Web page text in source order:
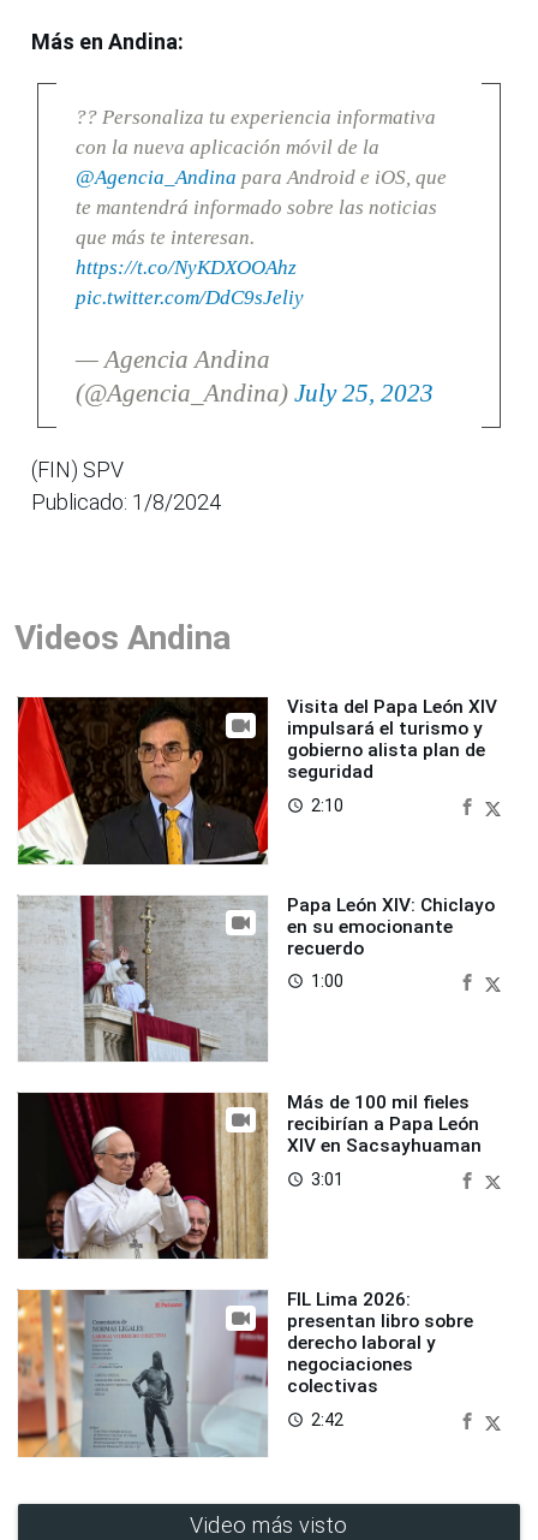
Más en Andina:
?? Personaliza tu experiencia informativa
con la nueva aplicación móvil de la
@Agencia_Andina para Android e iOS, que
te mantendrá informado sobre las noticias
que más te interesan.
https://t.co/NyKDXOOAhz
pic.twitter.com/DdC9sJeliy
— Agencia Andina
(@Agencia_Andina) July 25, 2023
(FIN) SPV
Publicado: 1/8/2024
Videos Andina
Visita del Papa León XIV
impulsará el turismo y
gobierno alista plan de
seguridad
access_time 2:10
Papa León XIV: Chiclayo
en su emocionante
recuerdo
access_time 1:00
Más de 100 mil fieles
recibirían a Papa León
XIV en Sacsayhuaman
access_time 3:01
FIL Lima 2026:
presentan libro sobre
derecho laboral y
negociaciones
colectivas
access_time 2:42
Video más visto